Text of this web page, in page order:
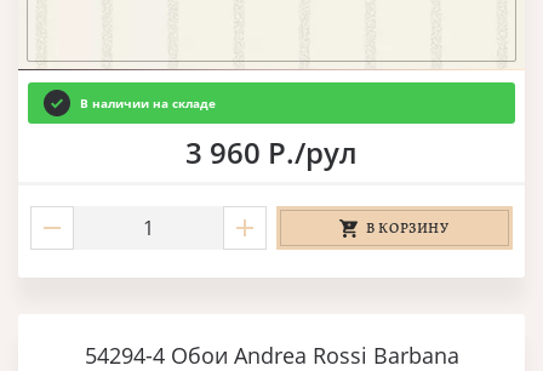
В наличии на складе
3 960 Р./рул
В КОРЗИНУ
54294-4 Обои Andrea Rossi Barbana